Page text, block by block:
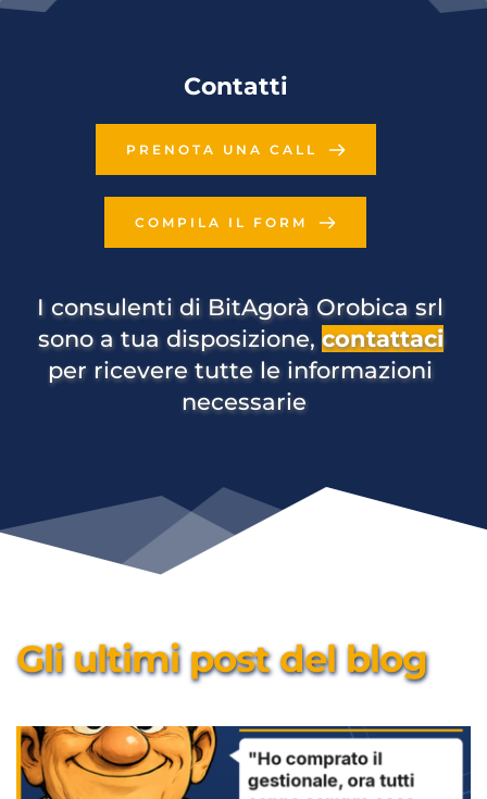
Contatti
PRENOTA UNA CALL
COMPILA IL FORM
I consulenti di BitAgorà Orobica srl
sono a tua disposizione, contattaci
per ricevere tutte le informazioni
necessarie
Gli ultimi post del blog